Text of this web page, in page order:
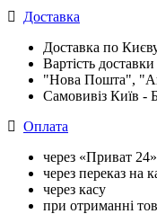
Доставка
Доставка по
Вартість
"Нова Пошта",
Самовивіз Київ -
Оплата
через «Приват
через переказ на
через касу
при отриманні